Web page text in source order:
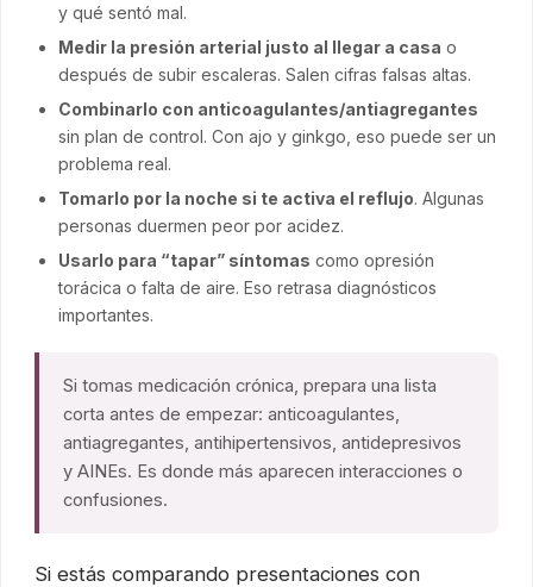
y qué sentó mal.
Medir la presión arterial justo al llegar a casa o
después de subir escaleras. Salen cifras falsas altas.
Combinarlo con anticoagulantes/antiagregantes
sin plan de control. Con ajo y ginkgo, eso puede ser un
problema real.
Tomarlo por la noche si te activa el reflujo. Algunas
personas duermen peor por acidez.
Usarlo para “tapar” síntomas como opresión
torácica o falta de aire. Eso retrasa diagnósticos
importantes.
Si tomas medicación crónica, prepara una lista
corta antes de empezar: anticoagulantes,
antiagregantes, antihipertensivos, antidepresivos
y AINEs. Es donde más aparecen interacciones o
confusiones.
Si estás comparando presentaciones con